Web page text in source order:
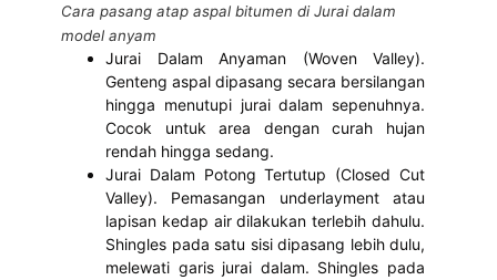
Cara pasang atap aspal bitumen di Jurai dalam
model anyam
Jurai Dalam Anyaman (Woven Valley).
Genteng aspal dipasang secara bersilangan
hingga menutupi jurai dalam sepenuhnya.
Cocok untuk area dengan curah hujan
rendah hingga sedang.
Jurai Dalam Potong Tertutup (Closed Cut
Valley). Pemasangan underlayment atau
lapisan kedap air dilakukan terlebih dahulu.
Shingles pada satu sisi dipasang lebih dulu,
melewati garis jurai dalam. Shingles pada